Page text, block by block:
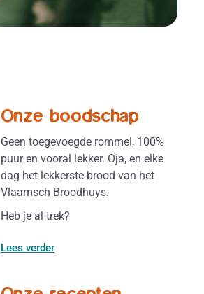
Onze boodschap
Geen toegevoegde rommel, 100%
puur en vooral lekker. Oja, en elke
dag het lekkerste brood van het
Vlaamsch Broodhuys.
Heb je al trek?
Lees verder